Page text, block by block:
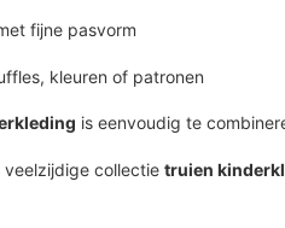
fijne pasvorm
kleuren of patronen
is eenvoudig te
collectie truien